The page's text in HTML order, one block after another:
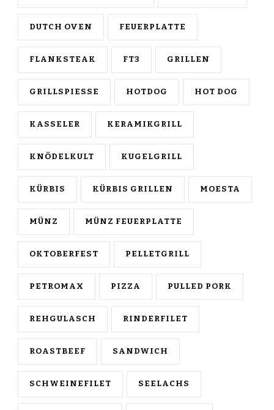
DUTCH OVEN FEUERPLATTE
FLANKSTEAK FT3 GRILLEN
GRILLSPIESSE HOTDOG HOT DOG
KASSELER KERAMIKGRILL
KNÖDELKULT KUGELGRILL
KÜRBIS KÜRBIS GRILLEN MOESTA
MÜNZ MÜNZ FEUERPLATTE
OKTOBERFEST PELLETGRILL
PETROMAX PIZZA PULLED PORK
REHGULASCH RINDERFILET
ROASTBEEF SANDWICH
SCHWEINEFILET SEELACHS